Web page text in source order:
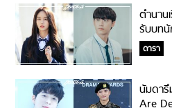
ตำนาน
รับบทนั
ดารา
นัมดา